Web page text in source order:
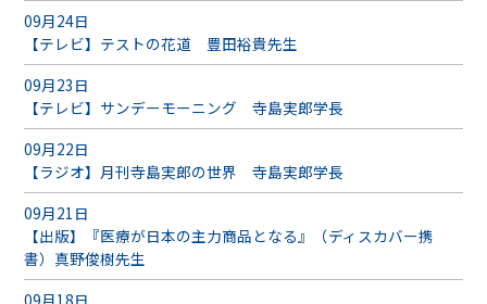
09月24日
【テレビ】テストの花道 豊田裕貴先生
09月23日
【テレビ】サンデーモーニング 寺島実郎学長
09月22日
【ラジオ】月刊寺島実郎の世界 寺島実郎学長
09月21日
【出版】『医療が日本の主力商品となる』（ディスカバー携
書）真野俊樹先生
09月18日